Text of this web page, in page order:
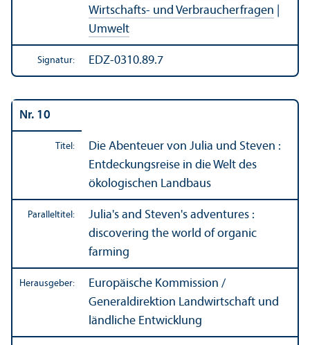
Wirtschafts- und Verbraucherfragen
Umwelt
Signatur: EDZ-0310.89.7
Nr. 10
Titel:
Die Abenteuer von Julia und Steven :
Entdeckungs­reise in die Welt des
ökologischen Landbaus
Paralleltitel:
Julia's and Steven's adventures :
discovering the world of organic
farming
Herausgeber:
Europäische Kommission /
Generaldirektion Landwirtschaft und
ländliche Entwicklung